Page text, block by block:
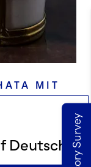
Deutsch.
MIT